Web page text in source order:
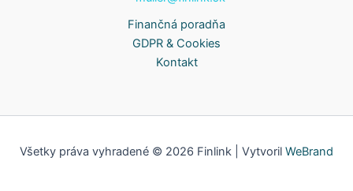
Finančná poradňa
GDPR & Cookies
Kontakt
Všetky práva vyhradené © 2026 Finlink | Vytvoril WeBrand